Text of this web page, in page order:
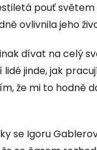
pouť světem
ovlivnila jeho
dívat na celý
lidé jinde, jak
že mi to hodně
se Igoru